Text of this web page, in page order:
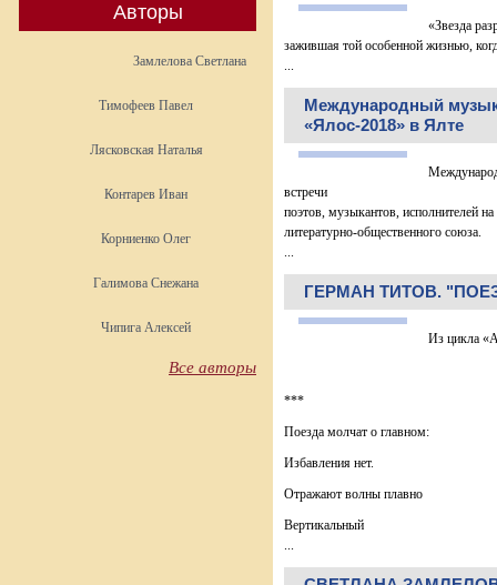
Авторы
Замлелова Светлана
Тимофеев Павел
Лясковская Наталья
Контарев Иван
Корниенко Олег
Галимова Снежана
Чипига Алексей
Все авторы
«Звезда
зажившая той особенной жизнью,
...
Международный
«Ялос-2018» в Ялте
встречи
поэтов, музыкантов, исполнителей
литературно-общественного союза.
...
ГЕРМАН ТИТОВ.
Из цикла
***
Поезда молчат о главном:
Избавления нет.
Отражают волны плавно
Вертикальный
...